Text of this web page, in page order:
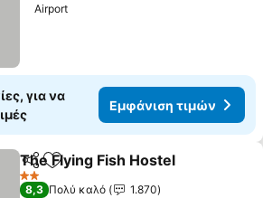
Airport
για να
Εμφάνιση τιμών
Κοινοποίηση
Προσθήκη στα αγαπημένα
The Flying Fish Hostel
2 Αστέρια
8,3 Πολύ καλό
1.870